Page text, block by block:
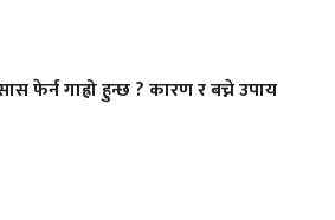
फेर्न गाह्रो हुन्छ ? कारण र बच्ने उपाय